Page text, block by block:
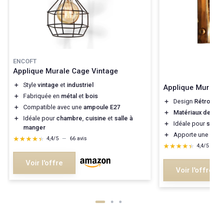
ENCOFT
Applique Murale Cage Vintage
＋ Stylevintage et industriel
＋
Fabriquée en métal et bois
＋
Compatible avec une ampoule E27
＋
Idéale pour chambre cuisine et salle à
manger
★★★★★
★★★★★ 4,4/5 — 66 avis
Voir l'offre
Applique
＋ Design Rétro
＋
Matériaux de
＋
Idéale pour
＋
Apporte une
★★★★★
★★★★★ 4,4/5
Voir l'offre